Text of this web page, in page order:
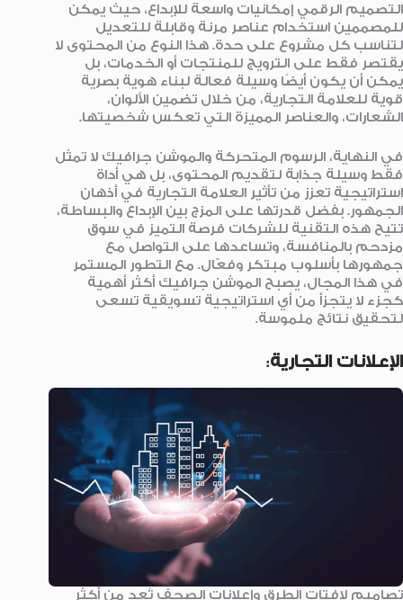
التصميم الرقمي إمكانيات واسعة للإبداع، حيث يمكن
للمصممين استخدام عناصر مرنة وقابلة للتعديل
لتناسب كل مشروع على حدة. هذا النوع من المحتوى لا
يقتصر فقط على الترويج للمنتجات أو الخدمات، بل
يمكن أن يكون أيضًا وسيلة فعالة لبناء هوية بصرية
قوية للعلامة التجارية، من خلال تضمين الألوان،
الشعارات، والعناصر المميزة التي تعكس شخصيتها.
في النهاية، الرسوم المتحركة والموشن جرافيك لا تمثل
فقط وسيلة جذابة لتقديم المحتوى، بل هي أداة
استراتيجية تعزز من تأثير العلامة التجارية في أذهان
الجمهور. بفضل قدرتها على المزج بين الإبداع والبساطة،
تتيح هذه التقنية للشركات فرصة التميز في سوق
مزدحم بالمنافسة، وتساعدها على التواصل مع
جمهورها بأسلوب مبتكر وفعّال. مع التطور المستمر
في هذا المجال، يصبح الموشن جرافيك أكثر أهمية
كجزء لا يتجزأ من أي استراتيجية تسويقية تسعى
لتحقيق نتائج ملموسة.
الإعلانات التجارية:
تصاميم لافتات الطرق وإعلانات الصحف تُعد من أكثر